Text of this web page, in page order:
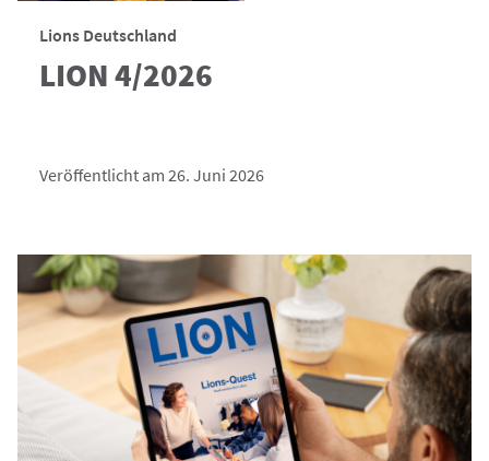
Lions Deutschland
LION 4/2026
Veröffentlicht am 26. Juni 2026